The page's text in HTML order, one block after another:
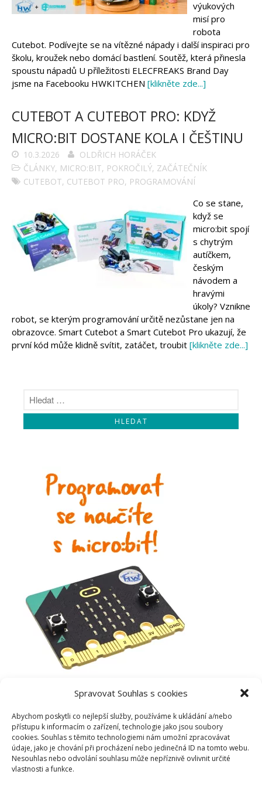
Spravovat Souhlas s cookies
Abychom poskytli co nejlepší služby, používáme k ukládání a/nebo
přístupu k informacím o zařízení, technologie jako jsou soubory
cookies. Souhlas s těmito technologiemi nám umožní zpracovávat
údaje, jako je chování při procházení nebo jedinečná ID na tomto webu.
Nesouhlas nebo odvolání souhlasu může nepříznivě ovlivnit určité
vlastnosti a funkce.
Makeblock
Koupit
výukových
misí pro
robota
Cutebot. Podívejte se na vítězné nápady i další inspiraci pro
školu, kroužek nebo domácí bastlení. Soutěž, která přinesla
spoustu nápadů U příležitosti ELECFREAKS Brand Day
jsme na Facebooku HWKITCHEN [klikněte zde...]
CUTEBOT A CUTEBOT PRO: KDYŽ
MICRO:BIT DOSTANE KOLA I ČEŠTINU
10.3.2026
OLDŘICH HORÁČEK
ČLÁNKY, MICRO:BIT, POKROČILÝ, ZAČÁTEČNÍK
CUTEBOT, CUTEBOT PRO, PROGRAMOVÁNÍ
Co se stane,
když se
micro:bit spojí
s chytrým
autíčkem,
českým
návodem a
hravými
úkoly? Vznikne
robot, se kterým programování určitě nezůstane jen na
obrazovce. Smart Cutebot a Smart Cutebot Pro ukazují, že
první kód může klidně svítit, zatáčet, troubit [klikněte zde...]